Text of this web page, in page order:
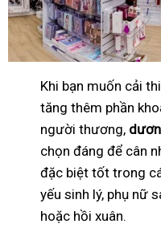
Khi bạn muốn cải
tăng thêm phần
người thương,
chọn đáng để cân
đặc biệt tốt trong
yếu sinh lý, phụ nữ
hoặc hồi xuân.